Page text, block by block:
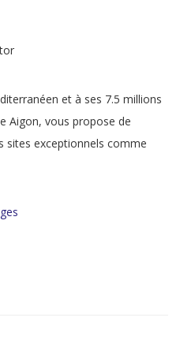
et à ses 7.5 millions
Aigon, vous propose de
sites exceptionnels comme